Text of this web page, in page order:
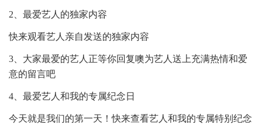
2、最爱艺人的独家内容
快来观看艺人亲自发送的独家内容
3、大家最爱的艺人正等你回复噢为艺人送上充满热情和爱
意的留言吧
4、最爱艺人和我的专属纪念日
今天就是我们的第一天！快来查看艺人和我的专属特别纪念